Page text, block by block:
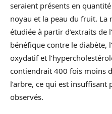
seraient présents en
noyau et la peau du fruit.
étudiée à partir d’extraits de
bénéfique contre le diabète,
oxydatif et
contiendrait 400 fois moins
l’arbre, ce qui est
observés.